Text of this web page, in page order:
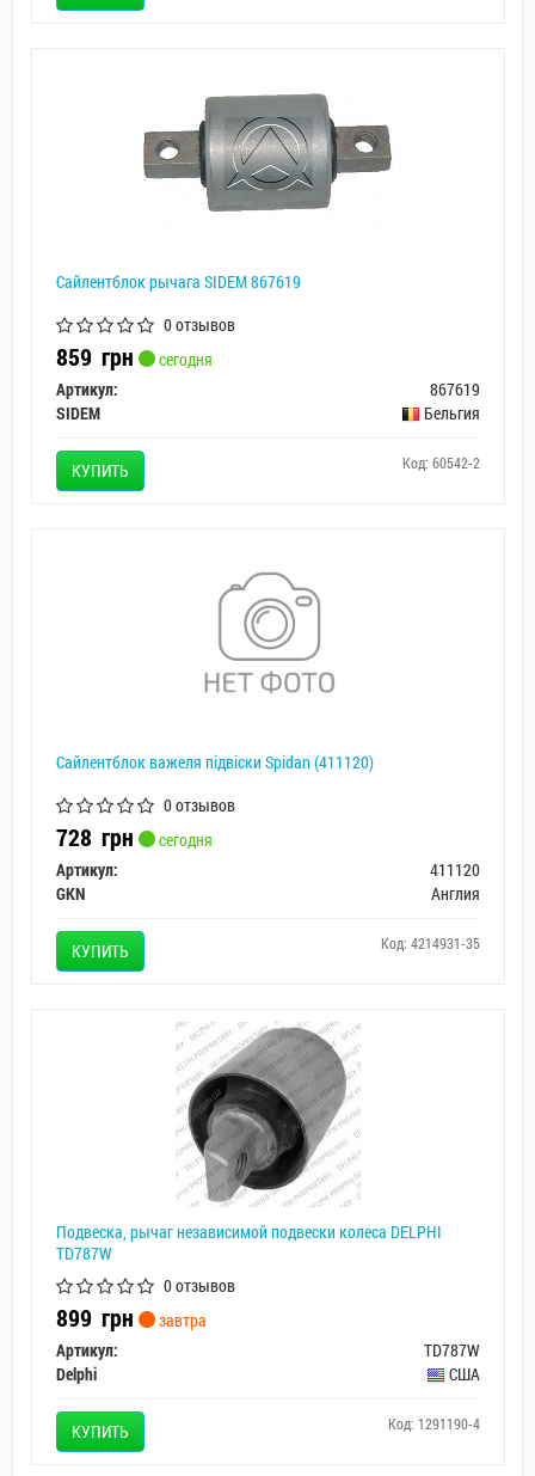
Сайлентблок рычага SIDEM 867619
0 отзывов
859 грн
сегодня
Артикул:
867619
SIDEM
Бельгия
КУПИТЬ Код: 60542-2
Сайлентблок важеля підвіски Spidan (411120)
0 отзывов
728 грн
сегодня
Артикул:
411120
GKN
Англия
КУПИТЬ Код: 4214931-35
Подвеска, рычаг независимой подвески колеса DELPHI
TD787W
0 отзывов
899 грн
завтра
Артикул:
TD787W
Delphi
США
КУПИТЬ Код: 1291190-4